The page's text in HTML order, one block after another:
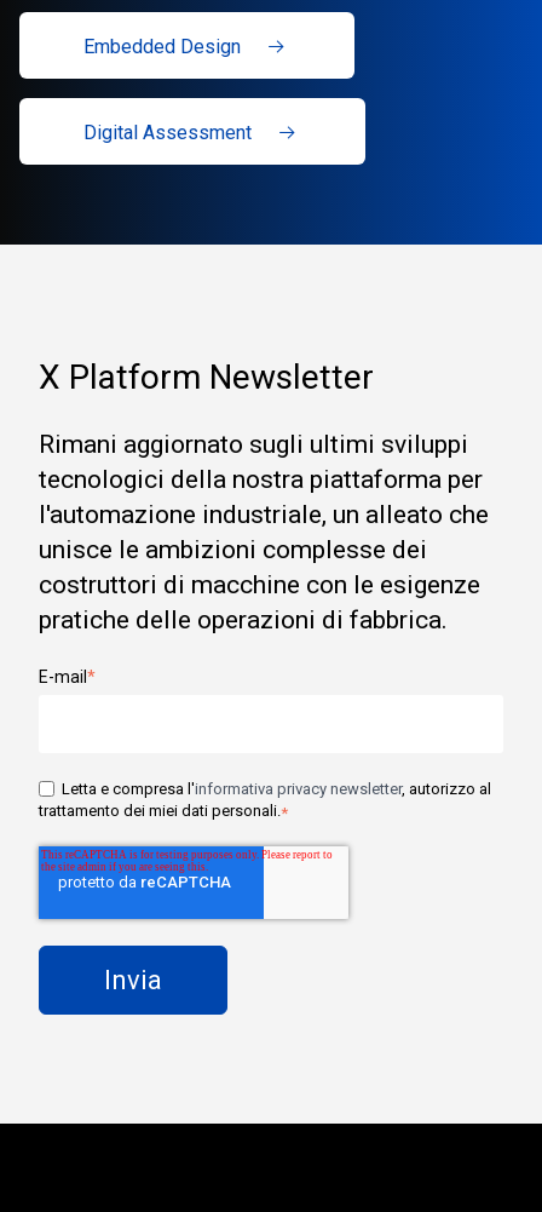
Embedded Design
Digital Assessment
X Platform Newsletter
Rimani aggiornato sugli ultimi sviluppi
tecnologici della nostra piattaforma per
l'automazione industriale, un alleato che
unisce le ambizioni complesse dei
costruttori di macchine con le esigenze
pratiche delle operazioni di fabbrica.
E-mail*
Letta e compresa l'informativa privacy newsletter, autorizzo al
trattamento dei miei dati personali. *